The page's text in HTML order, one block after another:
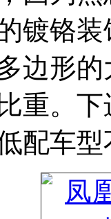
镀铬
边形
重。
配车